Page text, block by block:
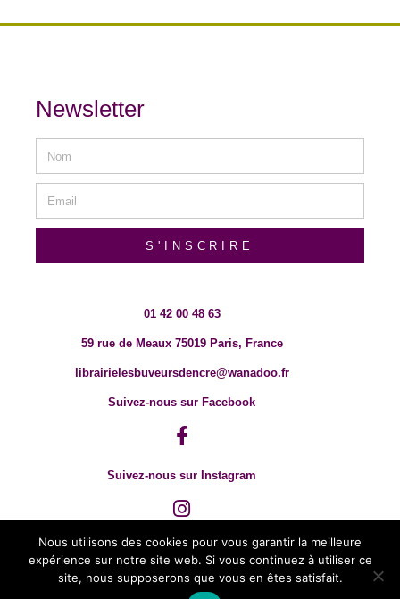
Newsletter
S'INSCRIRE
01 42 00 48 63
59 rue de Meaux 75019 Paris, France
librairielesbuveursdencre@wanadoo.fr
Suivez-nous sur Facebook
Suivez-nous sur Instagram
Nous utilisons des cookies pour vous garantir la meilleure
expérience sur notre site web. Si vous continuez à utiliser ce
site, nous supposerons que vous en êtes satisfait.